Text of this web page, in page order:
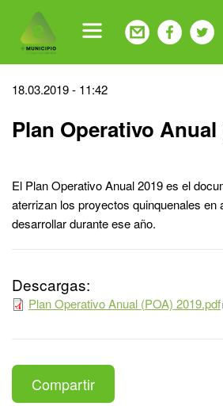
navigation
Back
top
18.03.2019 - 11:42
Plan Operativo Anual
El Plan Operativo Anual 2019 es el
aterrizan los proyectos quinquenales
desarrollar durante ese año.
Descargas:
Plan Operativo Anual (POA) 2019.pdf
Compartir